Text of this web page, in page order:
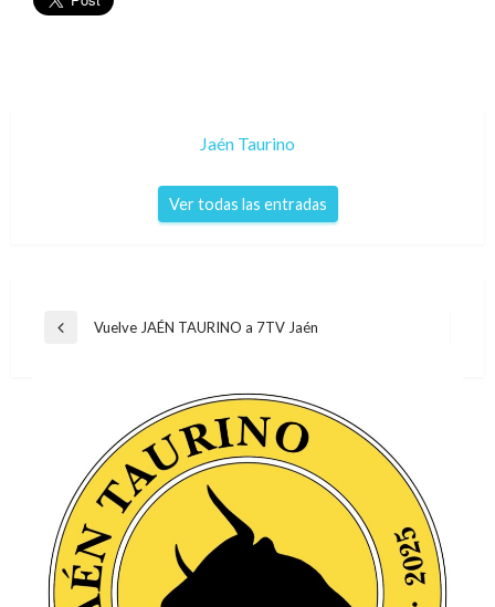
Jaén Taurino
Ver todas las entradas
Navegación
Entrada
Vuelve JAÉN TAURINO a 7TV Jaén